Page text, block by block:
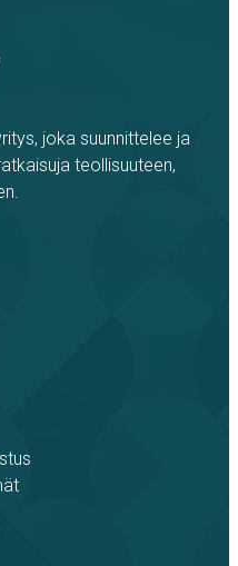
joka suunnittelee ja
teollisuuteen,